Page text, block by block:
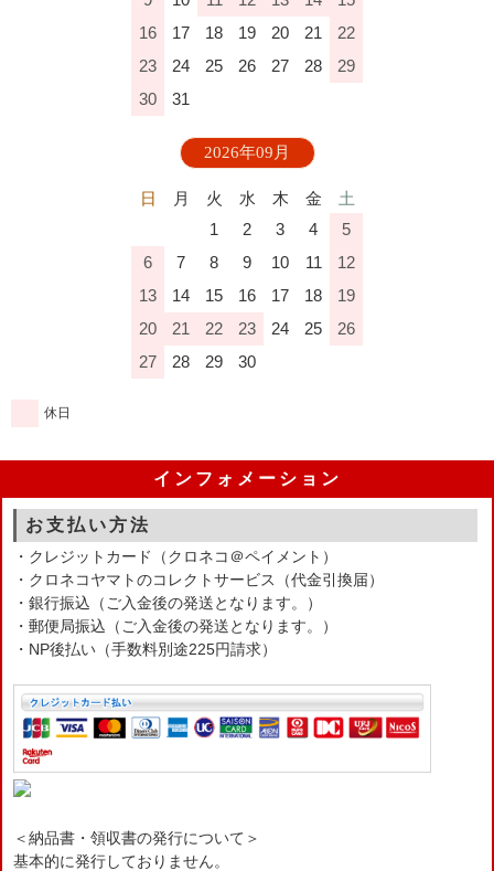
16
17 18 19 20 21
22
23
24 25 26 27 28
29
30
31
2026年09月
日 月 火 水 木 金
土
1
2 3 4
5
6
7 8 9 10 11
12
13
14 15 16 17 18
19
20
21 22 23 24 25
26
27
28 29 30
休日
インフォメーション
お支払い方法
・クレジットカード（クロネコ＠ペイメント）
・クロネコヤマトのコレクトサービス（代金引換届）
・銀行振込（ご入金後の発送となります。）
・郵便局振込（ご入金後の発送となります。）
・NP後払い（手数料別途225円請求）
＜納品書・領収書の発行について＞
基本的に発行しておりません。